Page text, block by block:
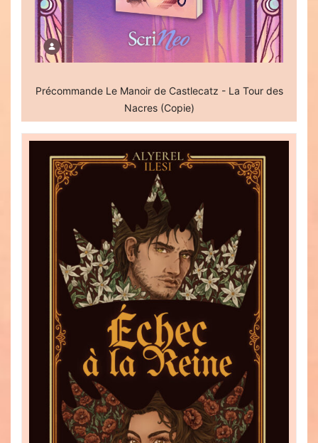
Précommande Le Manoir de Castlecatz - La Tour des
Nacres (Copie)